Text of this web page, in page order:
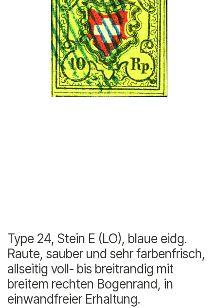
Type 24, Stein E (LO), blaue eidg.
Raute, sauber und sehr farbenfrisch,
allseitig voll- bis breitrandig mit
breitem rechten Bogenrand, in
einwandfreier Erhaltung.